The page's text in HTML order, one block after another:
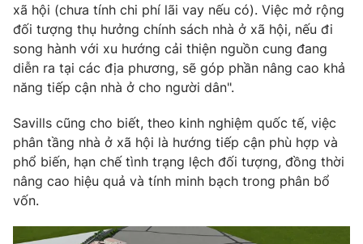
xã hội (chưa tính chi phí lãi vay nếu có). Việc mở rộng
đối tượng thụ hưởng chính sách nhà ở xã hội, nếu đi
song hành với xu hướng cải thiện nguồn cung đang
diễn ra tại các địa phương, sẽ góp phần nâng cao khả
năng tiếp cận nhà ở cho người dân".
Savills cũng cho biết, theo kinh nghiệm quốc tế, việc
phân tầng nhà ở xã hội là hướng tiếp cận phù hợp và
phổ biến, hạn chế tình trạng lệch đối tượng, đồng thời
nâng cao hiệu quả và tính minh bạch trong phân bổ
vốn.